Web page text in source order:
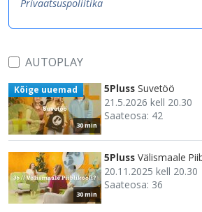
Privaatsuspoliitika
AUTOPLAY
30 min
Kõige uuemad 5Pluss Suvetöö
21.5.2026 kell 20.30
Saateosa: 42
30 min
5Pluss Välismaale
20.11.2025 kell 20.30
Saateosa: 36